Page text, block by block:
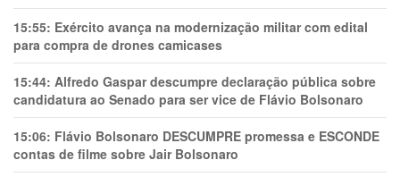
15:55: Exército avança na modernização militar com edital
para compra de drones camicases
15:44: Alfredo Gaspar descumpre declaração pública sobre
candidatura ao Senado para ser vice de Flávio Bolsonaro
15:06: Flávio Bolsonaro DESCUMPRE promessa e ESCONDE
contas de filme sobre Jair Bolsonaro